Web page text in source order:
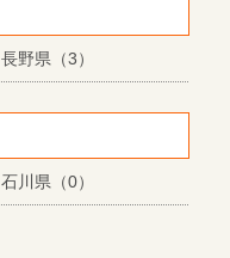
長野県（3）
石川県（0）